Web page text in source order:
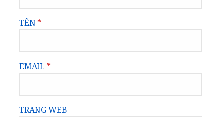
TÊN *
EMAIL *
TRANG WEB